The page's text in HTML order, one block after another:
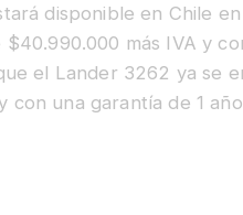
disponible en Chile
más IVA y
el Lander 3262 ya se
con una garantía de 1